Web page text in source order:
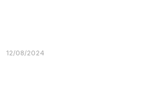
12/08/2024